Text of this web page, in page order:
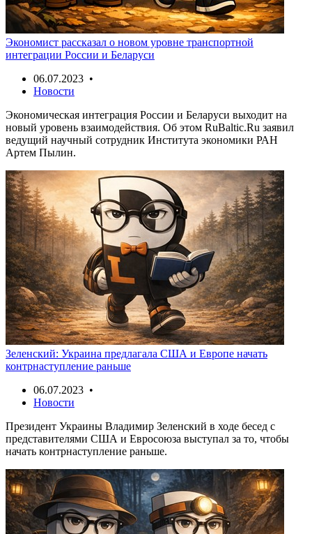
Экономист рассказал о новом уровне транспортной
интеграции России и Беларуси
06.07.2023 •
Новости
Экономическая интеграция России и Беларуси выходит на
новый уровень взаимодействия. Об этом RuBaltic.Ru заявил
ведущий научный сотрудник Института экономики РАН
Артем Пылин.
Зеленский: Украина предлагала США и Европе начать
контрнаступление раньше
06.07.2023 •
Новости
Президент Украины Владимир Зеленский в ходе бесед с
представителями США и Евросоюза выступал за то, чтобы
начать контрнаступление раньше.